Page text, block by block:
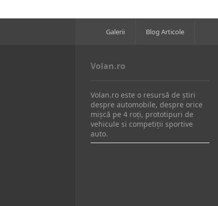
Galerii Blog Articole
Volan.ro
Volan.ro este o resursă de știri
despre automobile, despre orice
mișcă pe 4 roți, prototipuri de
vehicule si competiții sportive
auto.